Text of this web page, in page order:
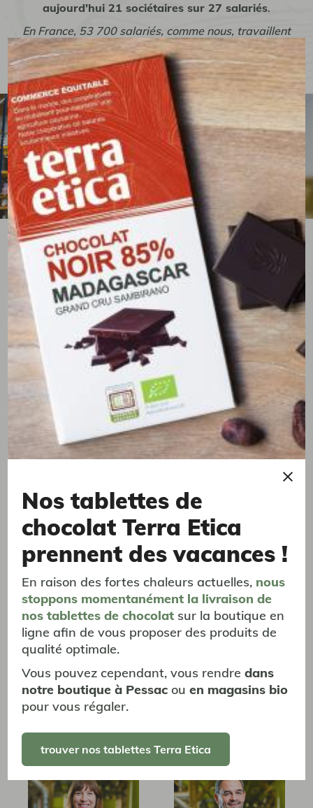
aujourd'hui 21 sociétaires sur 27 salariés.
En France, 53 700 salariés, comme nous, travaillent
en Scop dans plus de 3 400 entreprises. L'Economie
sociale et solidaire représente 10 % du PIB.
Au quotidien
L'équipe
Alexandre Alexandre
Nos tablettes de
chocolat Terra Etica
prennent des vacances !
En raison des fortes chaleurs actuelles, nous
stoppons momentanément la livraison de
nos tablettes de chocolat sur la boutique en
ligne afin de vous proposer des produits de
qualité optimale.
Vous pouvez cependant, vous rendredans
notre boutique à Pessac ouen magasins bio
pour vous régaler.
trouver nos tablettes Terra Etica